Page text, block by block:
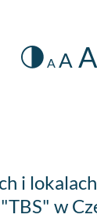
A A A
i
w